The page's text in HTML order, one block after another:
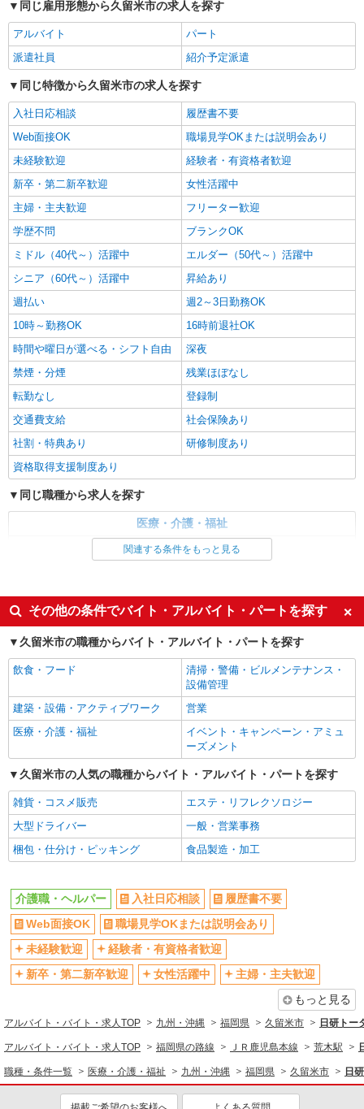
花畑駅≪ホテルみたいに綺麗なサ高住★身体負
時給1450円〜2062円 ＜日払い有/週払い有/交
通費全支給(ガソリン代含む)＞
久留米市花畑
キープ 詳細を見る
派遣社員
株式会社kotrio /●FK-H-2028582
≪久留米市≫日勤のみ＆残業ナシ！お迎えに間
に合うデイサービス
時給1450円〜2062円 ＜日払い有/週払い有/交
通費全支給(ガソリン代含む)＞
最寄り駅：西鉄久留米
詳細を見る
派遣社員
株式会社kotrio /●FK-H-1848833
シニア向けマンションで見守り・食事配膳など
＊花畑＊。日払可
時給1450円〜2062円 ＜日払い有/週払い有/交
通費全支給(ガソリン代含む)＞
久留米市花畑
キープ 詳細を見る
＼収入アップを全面サポート／小規模デイ
通費全支給(ガソリン代含む)＞
キープ 詳細を見る
派遣社員
株式会社kotrio /●FK-H-2068450
≪久留米市≫介護の現場で心を燃やせ！！！デ
イサービスSTAFF
時給1450円〜2062円 ＜日払い有/週払い有/交
通費全支給(ガソリン代含む)＞
久留米市花畑
キープ 詳細を見る
株式会社kotrio /●FK-H-1880050
＜花畑＞障がい者施設の支援員＊軽作業の見守
りなど＊日払いOK
時給1450円〜2062円 ＜日払い有/週払い有/交
通費全支給(ガソリン代含む)＞
久留米市花畑
キープ 詳細を見る
派遣社員
株式会社kotrio /●FK-H-2068902
久留米市の小さいデイサービス★残業なし♪日
勤のみ◎夜はおうち時間
同じ雇用形態から久留米市の求人を探す
アルバイト
パート
派遣社員
紹介予定派遣
同じ特徴から久留米市の求人を探す
入社日応相談
履歴書不要
Web面接OK
職場見学OKまたは説明会あり
未経験歓迎
経験者・有資格者歓迎
新卒・第二新卒歓迎
女性活躍中
主婦・主夫歓迎
フリーター歓迎
学歴不問
ブランクOK
ミドル（40代～）活躍中
エルダー（50代～）活躍中
シニア（60代～）活躍中
昇給あり
週払い
週2～3日勤務OK
10時～勤務OK
16時前退社OK
時間や曜日が選べる・シフト自由
深夜
禁煙・分煙
残業ほぼなし
転勤なし
登録制
交通費支給
社会保険あり
社割・特典あり
研修制度あり
資格取得支援制度あり
同じ職種から求人を探す
医療・介護・福祉
未経験歓迎
ミドル（40代～）活躍中
週2～3日勤務OK
深夜
交通費支給
社会保険あり
関連する条件をもっと見る
その他の条件でバイト・アルバイト・パートを探す
久留米市の職種からバイト・アルバイト・パートを探す
飲食・フード
清掃・警備・ビルメンテナンス・
設備管理
建築・設備・アクティブワーク
営業
医療・介護・福祉
イベント・キャンペーン・アミュ
ーズメント
久留米市の人気の職種からバイト・アルバイト・パートを探す
雑貨・コスメ販売
エステ・リフレクソロジー
大型ドライバー
一般・営業事務
梱包・仕分け・ピッキング
食品製造・加工
介護職・ヘルパー 入社日応相談
履歴書不要
Web面接OK
職場見学OKまたは説明会あり
未経験歓迎
経験者・有資格者歓迎
新卒・第二新卒歓迎
女性活躍中
主婦・主夫歓迎
もっと見る
アルバイト・バイト・求人TOP 九州・沖縄 福岡県 久留米市 日研トー
アルバイト・バイト・求人TOP 福岡県の路線 ＪＲ鹿児島本線 荒木駅
職種・条件一覧 医療・介護・福祉 九州・沖縄 福岡県 久留米市 日